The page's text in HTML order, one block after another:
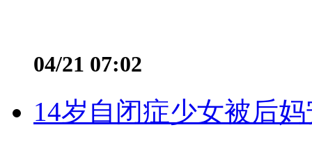
04/21 07:02
14岁自闭症少女被后